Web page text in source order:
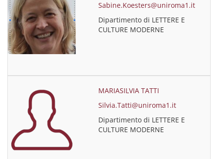
Sabine.Koesters@uniroma1.it
Dipartimento di LETTERE E
CULTURE MODERNE
MARIASILVIA TATTI
Silvia.Tatti@uniroma1.it
Dipartimento di LETTERE E
CULTURE MODERNE